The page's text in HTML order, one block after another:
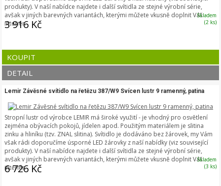
produkty). V naší nabídce najdete i další svítidla ze stejné výrobní série,
avšak v jiných barevných variantách, kterými můžete vkusně doplnit Váš
interiér.
3 916 Kč
Skladem
(2 ks)
KOUPIT
DETAIL
Lemir Závěsné svítidlo na řetězu 387/W9 Svícen lustr 9 ramenný, patina
Stropní lustr od výrobce LEMIR má široké využití - je vhodný pro osvětlení
zejména obývacích pokojů, jídelen apod. Použitým materiálem je slitina
zinku a hliníku (tzv. ZNAL slitina). Svítidlo je dodáváno bez žárovek, my Vám
však rádi doporučíme úsporné LED žárovky z naší nabídky (viz související
produkty). V naší nabídce najdete i další svítidla ze stejné výrobní série,
avšak v jiných barevných variantách, kterými můžete vkusně doplnit Váš
interiér.
6 726 Kč
Skladem
(3 ks)